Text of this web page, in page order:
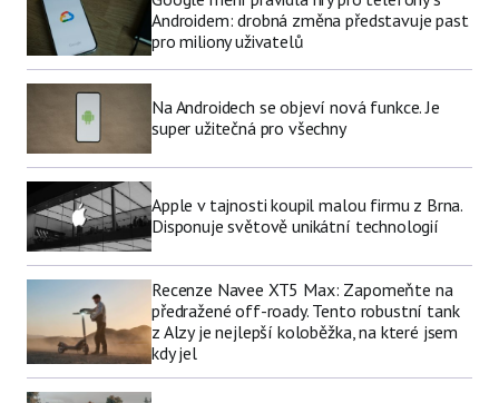
Androidem: drobná změna představuje past
pro miliony uživatelů
Na Androidech se objeví nová funkce. Je
super užitečná pro všechny
Apple v tajnosti koupil malou firmu z Brna.
Disponuje světově unikátní technologií
Recenze Navee XT5 Max: Zapomeňte na
předražené off-roady. Tento robustní tank
z Alzy je nejlepší koloběžka, na které jsem
kdy jel